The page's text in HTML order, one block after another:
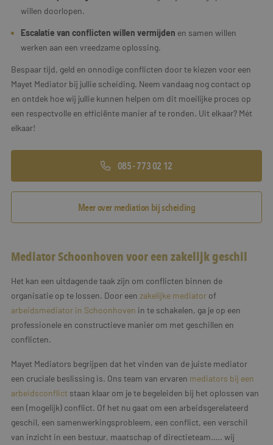
willen doorlopen.
Escalatie van conflicten willen vermijden en samen willen
werken aan een vreedzame oplossing.
Bespaar tijd, geld en onnodige conflicten door te kiezen voor een
Mayet Mediator bij jullie scheiding. Neem vandaag nog contact op
en ontdek hoe wij jullie kunnen helpen om dit moeilijke proces op
een respectvolle en efficiënte manier af te ronden. Uit elkaar? Mét
elkaar!
085 - 773 02 12
Meer over mediation bij scheiding
Mediator Schoonhoven voor een zakelijk geschil
Het kan een uitdagende taak zijn om conflicten binnen de
organisatie op te lossen. Door een zakelijke mediator of
arbeidsmediator in Schoonhoven in te schakelen, ga je op een
professionele en constructieve manier om met geschillen en
conflicten.
Mayet Mediators begrijpen dat het vinden van de juiste mediator
een cruciale beslissing is. Ons team van ervaren mediators bij een
arbeidsconflict staan klaar om je te begeleiden bij het oplossen van
een (mogelijk) conflict. Of het nu gaat om een arbeidsgerelateerd
geschil, een samenwerkingsprobleem, een conflict, een verschil
van inzicht in een bestuur, maatschap of directieteam….. wij